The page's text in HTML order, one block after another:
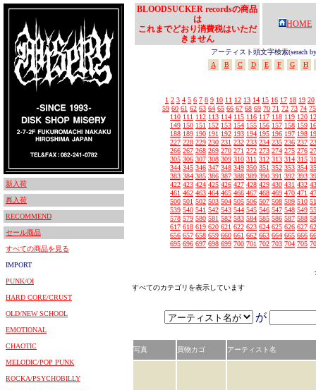
新入荷
再入荷
RECOMMEND
セール商品
すべての商品を見る
IMPORT
PUNK/OI
HARD CORE/CRUST
OLD/NEW SCHOOL
EMOTIONAL
CHAOTIC
MELODIC/POP PUNK
ROCKA/PSYCHOBILLY
BLOODSUCKER recordsの商品
は
これまでどおり消費税はいただ
きません
HOME
アーティスト頭文字検索(serach
A
B C D E F G H
1 2 3 4 5 6 7 8 9 10 11 12 13 14 15 16 17 18 19 20
59 60 61 62 63 64 65 66 67 68 69 70 71 72 73 74 75
110 111 112 113 114 115 116 117 118 119 120
149 150 151 152 153 154 155 156 157 158 159
188 189 190 191 192 193 194 195 196 197 198
227 228 229 230 231 232 233 234 235 236 237
266 267 268 269 270 271 272 273 274 275 276
305 306 307 308 309 310 311 312 313 314 315
344 345 346 347 348 349 350 351 352 353 354
383 384 385 386 387 388 389 390 391 392 393
422 423 424 425 426 427 428 429 430 431 432
461 462 463 464 465 466 467 468 469 470 471
500 501 502 503 504 505 506 507 508 509 510
539 540 541 542 543 544 545 546 547 548 549
578 579 580 581 582 583 584 585 586 587 588
617 618 619 620 621 622 623 624 625 626 627
656 657 658 659 660 661 662 663 664 665 666
695 696 697 698 699 700 701 702 703 704 705
すべてのカテゴリを表示しています
が
写真 買物カゴ アーティスト名